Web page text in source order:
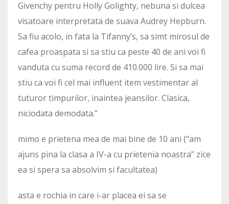
Givenchy pentru Holly Golighty, nebuna si dulcea
visatoare interpretata de suava Audrey Hepburn.
Sa fiu acolo, in fata la Tifanny’s, sa simt mirosul de
cafea proaspata si sa stiu ca peste 40 de ani voi fi
vanduta cu suma record de 410.000 lire. Si sa mai
stiu ca voi fi cel mai influent item vestimentar al
tuturor timpurilor, inaintea jeansilor. Clasica,
niciodata demodata.”
mimo e prietena mea de mai bine de 10 ani (“am
ajuns pina la clasa a IV-a cu prietenia noastra” zice
ea si spera sa absolvim si facultatea)
asta e rochia in care i-ar placea ei sa se